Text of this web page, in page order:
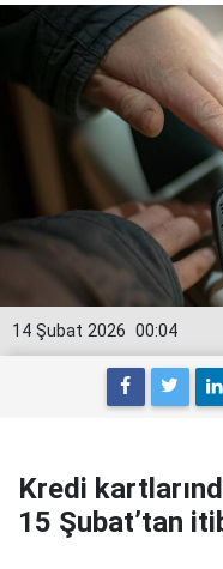
00:04
14 Şubat 2026
Kredi
15 Şubat’tan